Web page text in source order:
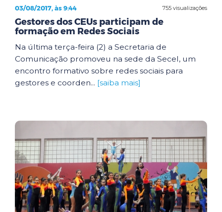
755 visualizações
03/08/2017, às 9:44
Gestores dos CEUs participam de
formação em Redes Sociais
Na última terça-feira (2) a Secretaria de
Comunicação promoveu na sede da Secel, um
encontro formativo sobre redes sociais para
gestores e coorden... [saiba mais]